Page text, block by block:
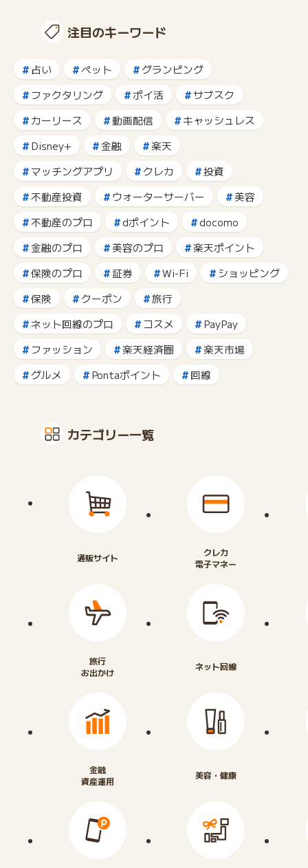
注目のキーワード
占い ペット
グランピング
ファクタリング
ポイ活
サブスク
カーリース
動画配信
キャッシュレス
Disney+
金融
楽天
マッチングアプリ
クレカ
投資
不動産投資
ウォーターサーバー
美容
不動産のプロ
dポイント
docomo
金融のプロ
美容のプロ
楽天ポイント
保険のプロ
証券 Wi-Fi
ショッピング
保険
クーポン
旅行
ネット回線のプロ
コスメ
PayPay
ファッション
楽天経済圏
楽天市場
グルメ
Pontaポイント 回線
カテゴリー一覧
通販サイト
クレカ
電子マネー
旅行
お出かけ
ネット回線
金融
資産運用
美容・健康